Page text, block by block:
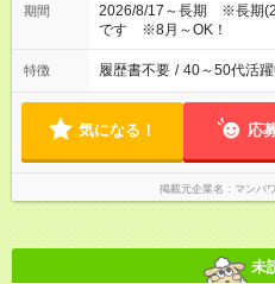
期間
2026/8/17～長期 ※長期(2
です ※8月～OK！
特徴 履歴書不要 / 40～50代活
気になる！ 応
掲載元企業名 マンパ
未